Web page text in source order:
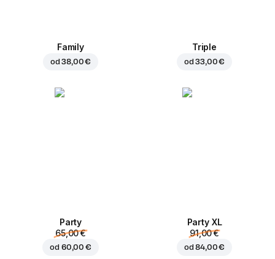
Family
od38,00 €
Triple
od33,00 €
Party
65,00 €
od 60,00 €
Party XL
91,00 €
od84,00 €